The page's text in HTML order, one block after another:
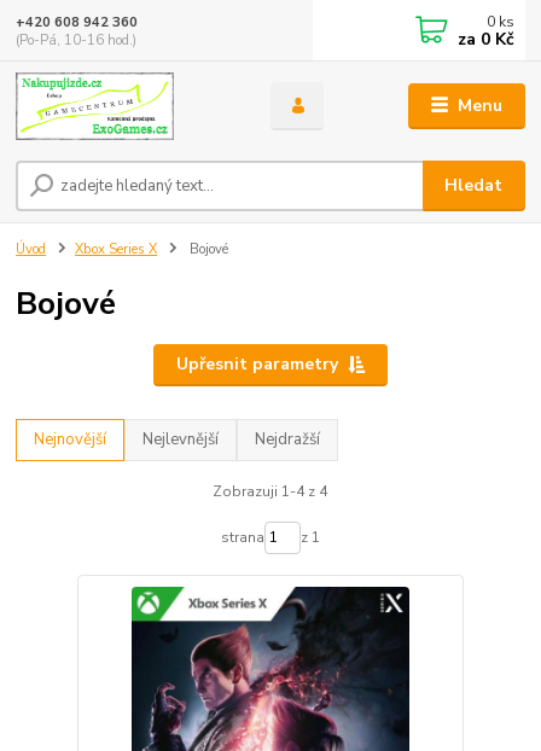
Menu
Hledat
+420 608 942 360
(Po-Pá, 10-16 hod.)
0 ks
za 0 Kč
Úvod Xbox Series X Bojové
Bojové
Upřesnit parametry
Nejnovější Nejlevnější Nejdražší
Zobrazuji 1-4 z 4
strana z 1